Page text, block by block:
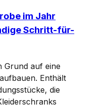
im Jahr
Schritt-für-
Grund auf eine
Enthält
die